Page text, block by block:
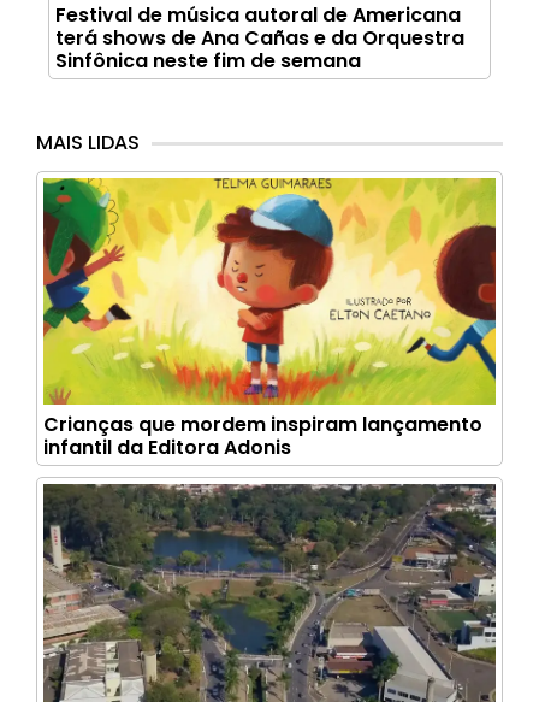
Festival de música autoral de Americana
terá shows de Ana Cañas e da Orquestra
Sinfônica neste fim de semana
MAIS LIDAS
Crianças que mordem inspiram lançamento
infantil da Editora Adonis